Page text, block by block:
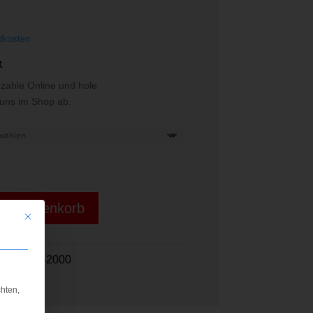
Online und hole
im Shop ab.
Warenkorb
2000-2000
Mit diesem Button wird der Dialog geschlossen. Seine Funktionalität ist